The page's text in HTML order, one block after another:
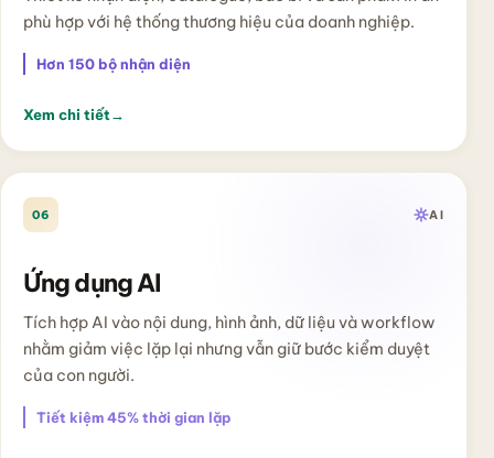
phù hợp với hệ thống thương hiệu của doanh nghiệp.
Hơn 150 bộ nhận diện
Xem chi tiết→
06 AI
Ứng dụng AI
Tích hợp AI vào nội dung, hình ảnh, dữ liệu và workflow
nhằm giảm việc lặp lại nhưng vẫn giữ bước kiểm duyệt
của con người.
Tiết kiệm 45% thời gian lặp